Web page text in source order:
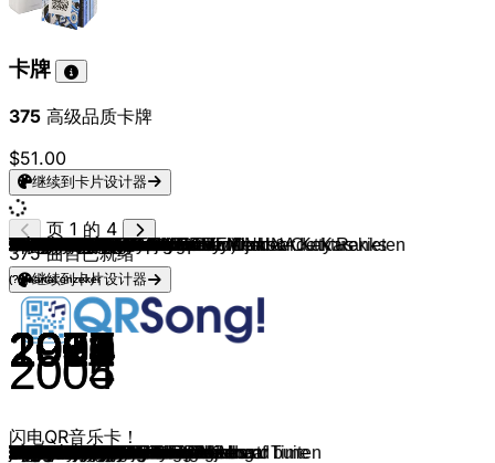
卡牌
375 高级品质卡牌
$51.00
继续到卡片设计器
Vanessa Carlton
2001
A Thousand Miles
Ronan Keating
1999
When You Say Nothing At All
Vengaboys
1999
We’re Going To Ibiza!
Atomic Kitten
2002
The Tide Is High
Phil Collins
1999
You'll Be In My Heart
Michael Jackson
1982
Wanna Be Startin' Somethin'
Owl City
2009
Fireflies
Toy-Box
1998
Tarzan & Jane
Aqua
1997
Barbie Girl
David Rose
1974
Little House On The Prairie
Hilary Duff
2003
So Yesterday
Kelly Clarkson
2004
Since U Been Gone
Avril Lavigne
2002
Complicated
DJ Paul Elstak
1995
Rainbow In The Sky
FLEMMING
2022
Automatisch
OBZ
2020
Ik Ben Kachel
Anna Kendrick
2012
When I‘m Gone
TWICE
2025
TAKEDOWN
Kinderen voor Kinderen
2016
Hupsakee!
Calvin Harris
2012
I Need Your Love
Shakira
2001
Whenever, Wherever
will.i.am
2005
I Like To Move It
Baha Men
2000
Who Let The Dogs Out
Yves Berendse
2023
Terug In De Tijd
HUNTR/X, EJAE & AUDREY NUNA
2025
Golden
Kelis
2003
Milkshake
Olivia Rodrigo
2021
jealousy, jealousy
Spice Girls
1996
Wannabe
Carly Rae Jepsen
2011
Call Me Maybe
Céline Dion
1997
My Heart Will Go On
Idina Menzel/Elsa
2013
Let It Go
Sesamstraat
(?) jaartal onzeker
2005
Sesamstraat
(?) jaartal onzeker
2004
Gummibär
2007
I Am Your Gummy Bear
Jeroen Schipper
2018
Banaan
Crazy Music Channel
2025
Chicken Banana
Tommy Cash
2025
Espresso Macchiato
Jack Black
2025
Steve's Lava Chicken
PSY
2012
Gangnam Style
El Chombo, Dancing Green Alien & Cutty Ranks
2018
Dame Tu Cosita
Turfy Gang & Russo
2024
Ushuaia
LAVINIA, Ely Oaks & Betsy
2024
Sigma Boy
Yeah Yeah Yeahs
2004
Maps
Crazy Frog
2005
Axel F
Frank Boeijen
1989
Zeg Me Dat Het Niet Zo Is
Boudewijn de Groot
1996
Avond
Henk Westbroek
1998
Zelfs Je Naam Is Mooi
Maaike Ouboter
2013
Jij De Koning
Kinderen voor Kinderen
1981
Ik Heb Zo Waanzinnig Gedroomd
Tom Jones
1967
I'll Never Fall In Love Again
Boudewijn de Groot
1966
Het Land Van Maas En Waal
Dimitri Van Toren
1976
Een Vrolijk Lied Is Niet Gewenst
Acda & De Munnik
1998
Niet Of Nooit Geweest
Chris Andrews
1969
Pretty Belinda
Bonnie St. Claire
1972
Clap Your Hands
Robert Long
1974
Kalverliefde
De Selvera's
1957
De Postkoets
Willeke Alberti
1963
Spiegelbeeld
Petula Clark
1964
Downtown
Zangeres Zonder Naam
1971
Het Soldaatje
R. Kelly
1999
If I Could Turn Back the Hands of Time
Billie Jo Spears
1975
Blanket On The Ground
Heleentje van Capelle & Kinderkoor de Karekieten
1951
Naar De Speeltuin
Dorus
1957
Twee Motten
Mart Hoogkamer & Miss Montreal
2025
Houden Van Haten
Mart Hoogkamer
2021
Ik Ga Zwemmen
Closet van Val
2025
Loco Loco
Pommelien Thijs & MEAU
2024
Het Midden
Douwe Bob & MEAU
2025
Nog Even Blijven
Afro Bros, John West & Billy Dans
2025
Dans Met Jou
Robert van Hemert
2025
Mona Lisa
Jan Smit
2025
Tranquilo
Samuel Welten
2025
Echte Liefde Is Te Koop
Diego Holzken & Monq
2025
Ik Wil Met Je Dansen
Effe Serieus
2025
Baila de Gasolina
Gerard Joling
2025
Altijd Vrijgezel
Gerard De Vries
1966
Giddy Up Go
Sven Versteeg
2024
Blikkendag
DD Company & Minidisco
2005
Tsjoe Tsjoe Wa
Kus
2005
Lekker Ding
Ch!pz
2004
1001 Arabian Nights
Peter Jan Rens & De Grote Mijnheer Kaktus
1991
Geef Nooit Op
André van Duin
1981
Er Staat Een Paard In De Gang
Dr Rude
2024
Met Z'n Allen
Carlo & Irene
1996
Nog 3... 2... 1...
Meneer Kaktus
1985
Grote Meneer Kaktus Lied
Bassie & Adriaan
1985
Hallo Vriendjes
K3
2003
Oya Lélé
Scatman John
1994
Scatman
Ultimate Kaos
1997
Casanova
Eiffel 65
1998
Blue
The Underdog Project
2000
Summer Jam
Wes
1997
Alane
Shakira (feat. Freshlyground)
2010
Waka Waka
De Wama's
1972
Met de school fijn een dagje naar buiten
Dire Straits
1985
Brothers In Arms
Jan Hammer
1988
Crockett's Theme
Harold Faltermeyer
1985
Axel F
Danny De Munk
1984
Ik Voel Me Zo Verdomd Alleen
Vader Abraham
1977
Smurfenlied
页 1 的 4
375曲目已就绪
继续到卡片设计器
闪电QR音乐卡！